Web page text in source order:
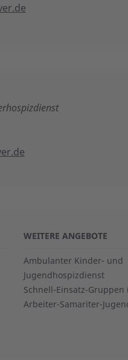
WEITERE ANGEBOTE
Ambulanter Kinder- und
Jugendhospizdienst
Schnell-Einsatz-Gruppen
Arbeiter-Samariter-